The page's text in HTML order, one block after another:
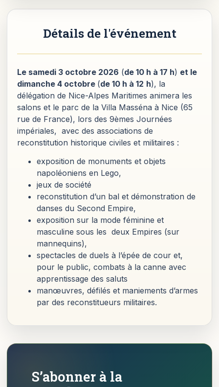
Détails de l'événement
Le samedi 3 octobre 2026 (de 10 h à 17 h) et le
dimanche 4 octobre (de 10 h à 12 h), la
délégation de Nice-Alpes Maritimes animera les
salons et le parc de la Villa Masséna à Nice (65
rue de France), lors des 9èmes Journées
impériales, avec des associations de
reconstitution historique civiles et militaires :
exposition de monuments et objets
napoléoniens en Lego,
jeux de société
reconstitution d’un bal et démonstration de
danses du Second Empire,
exposition sur la mode féminine et
masculine sous les deux Empires (sur
mannequins),
spectacles de duels à l’épée de cour et,
pour le public, combats à la canne avec
apprentissage des saluts
manœuvres, défilés et maniements d’armes
par des reconstitueurs militaires.
S’abonner à la